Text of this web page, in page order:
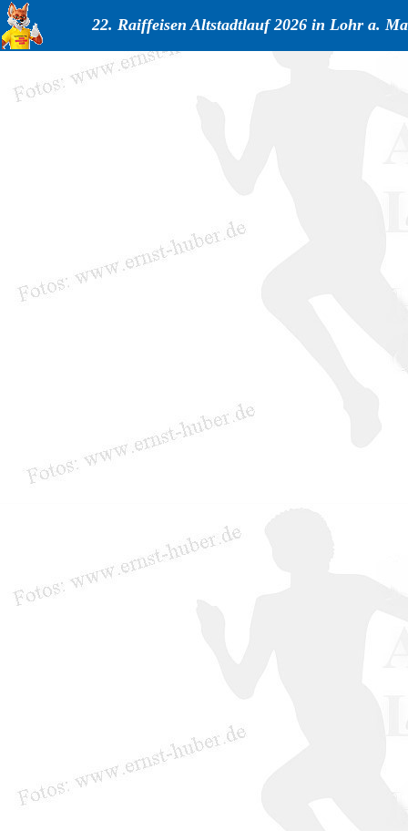
22. Raiffeisen Altstadtlauf 2026 in Lohr a.